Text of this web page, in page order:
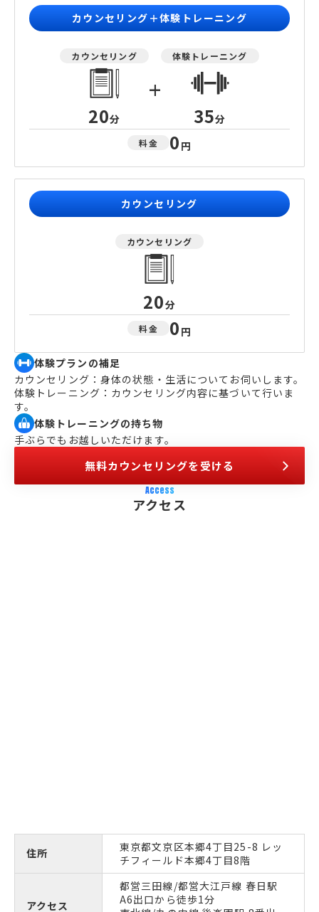
カウンセリング＋体験トレーニング
カウンセリング
20分
+
体験トレーニング
35分
料金 0 円
カウンセリング
カウンセリング
20分
料金 0 円
体験プランの補足
カウンセリング：身体の状態・生活についてお伺いします。
体験トレーニング：カウンセリング内容に基づいて行いま
す。
体験トレーニングの持ち物
手ぶらでもお越しいただけます。
無料カウンセリングを受ける
Access
アクセス
住所
東京都文京区本郷4丁目25-8 レッ
チフィールド本郷4丁目8階
アクセス
都営三田線/都営大江戸線 春日駅
A6出口から徒歩1分